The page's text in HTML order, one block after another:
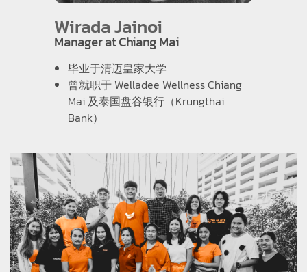
Wirada Jainoi
Manager at Chiang Mai
毕业于清迈皇家大学
曾就职于 Welladee Wellness Chiang
Mai 及泰国盘谷银行（Krungthai
Bank）